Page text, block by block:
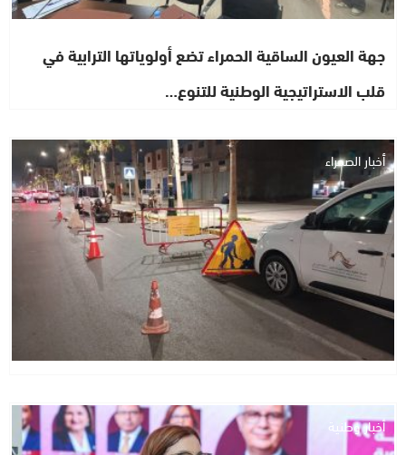
جهة العيون الساقية الحمراء تضع أولوياتها الترابية في
قلب الاستراتيجية الوطنية للتنوع…
أخبار الصحراء
أخبار وطنية